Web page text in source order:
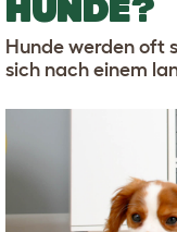
d
r
o
d
w
HUNDE?
Hunde werden oft
sich nach einem